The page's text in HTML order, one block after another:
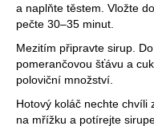
a naplňte těstem. Vložte
pečte 30–35 minut.
Mezitím připravte sirup.
pomerančovou šťávu a
poloviční množství.
Hotový koláč nechte chvíli
na mřížku a potírejte